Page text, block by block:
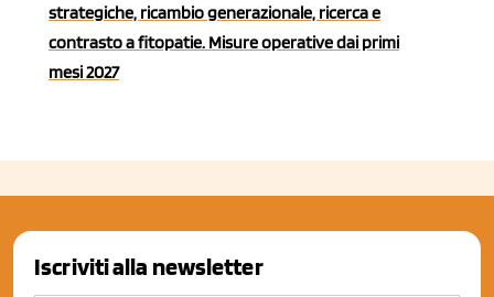
strategiche, ricambio generazionale, ricerca e
contrasto a fitopatie. Misure operative dai primi
mesi 2027
Iscriviti alla newsletter